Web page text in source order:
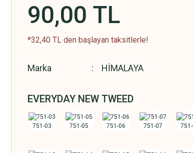
90,00 TL
*32,40 TL den başlayan taksitlerle!
Marka HİMALAYA
EVERYDAY NEW TWEED